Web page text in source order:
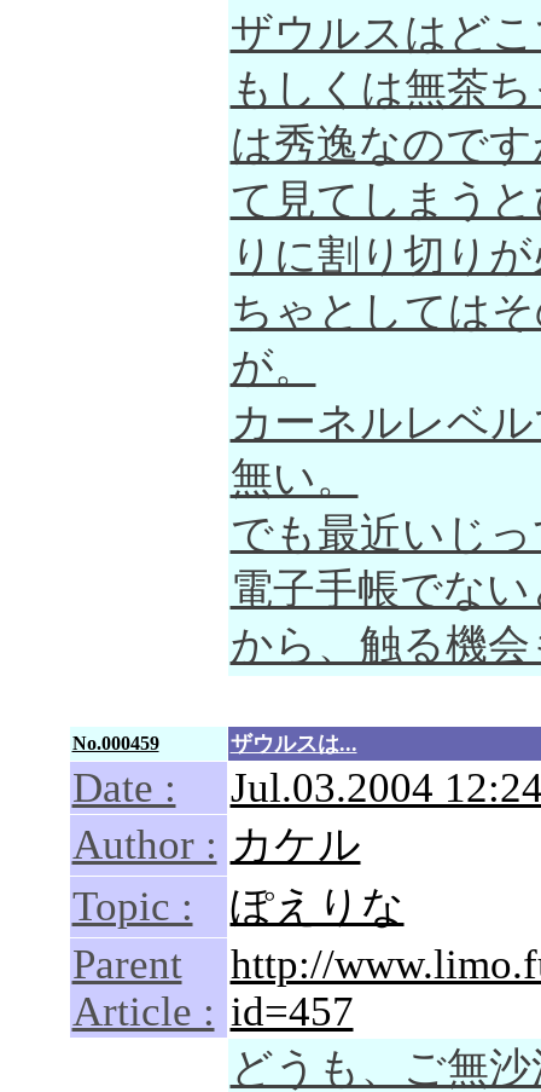
ザウルスはど
もしくは無茶
は秀逸なので
て見てしまう
りに割り切り
ちゃとしては
が。
カーネルレベ
無い。
でも最近いじ
電子手帳でな
から、触る機
No.000459 ザウルスは...
Date :
Jul.03.2004
Author : カケル
Topic :
ぽえりな
Parent
Article :
http://
id=457
どうも、ご無